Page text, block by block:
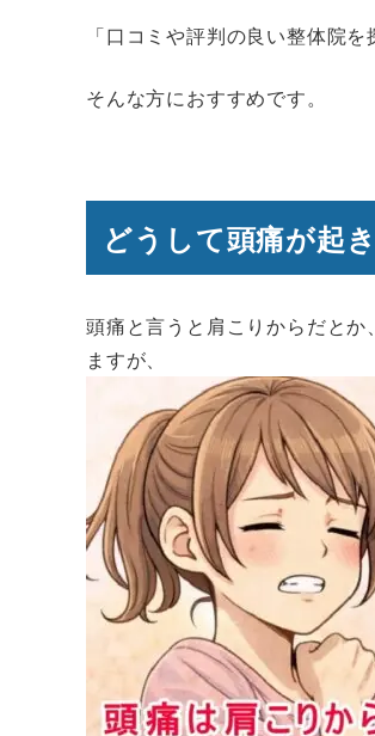
「口コミや評判の良い整体院を
そんな方におすすめです。
どうして頭痛が起
頭痛と言うと肩こりからだと
ますが、